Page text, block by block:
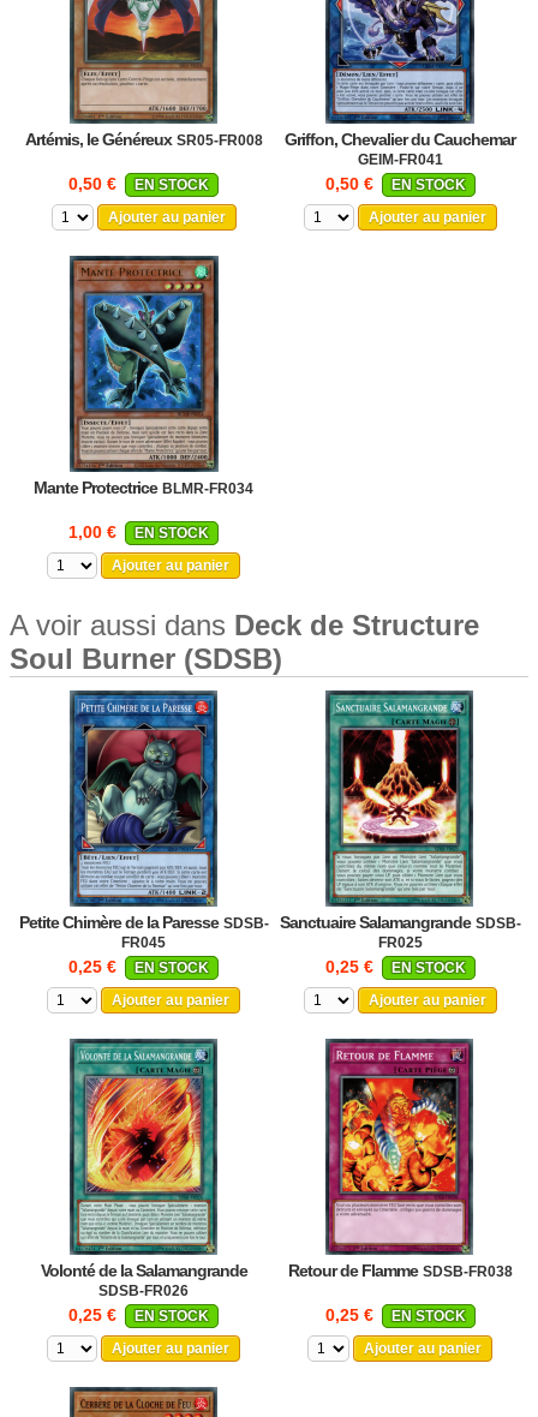
Artémis, le Généreux SR05-FR008
0,50 €
EN STOCK
Ajouter au panier
Griffon, Chevalier du Cauchemar
GEIM-FR041
0,50 €
EN STOCK
Ajouter au panier
Mante Protectrice BLMR-FR034
1,00 €
EN STOCK
Ajouter au panier
A voir aussi dans Deck de Structure
Soul Burner (SDSB)
Petite Chimère de la Paresse SDSB-
FR045
0,25 €
EN STOCK
Ajouter au panier
Sanctuaire Salamangrande SDSB-
FR025
0,25 €
EN STOCK
Ajouter au panier
Volonté de la Salamangrande
SDSB-FR026
0,25 €
EN STOCK
Ajouter au panier
Retour de Flamme SDSB-FR038
0,25 €
EN STOCK
Ajouter au panier